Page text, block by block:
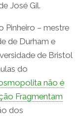
José Gil.
Pinheiro – mestre
de Durham e
de Bristol
do
não é
Fragmentam
dos